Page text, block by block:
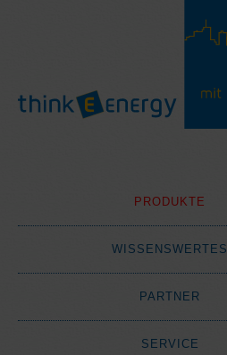
PRODUKTE
WISSENSWERTES
PARTNER
SERVICE